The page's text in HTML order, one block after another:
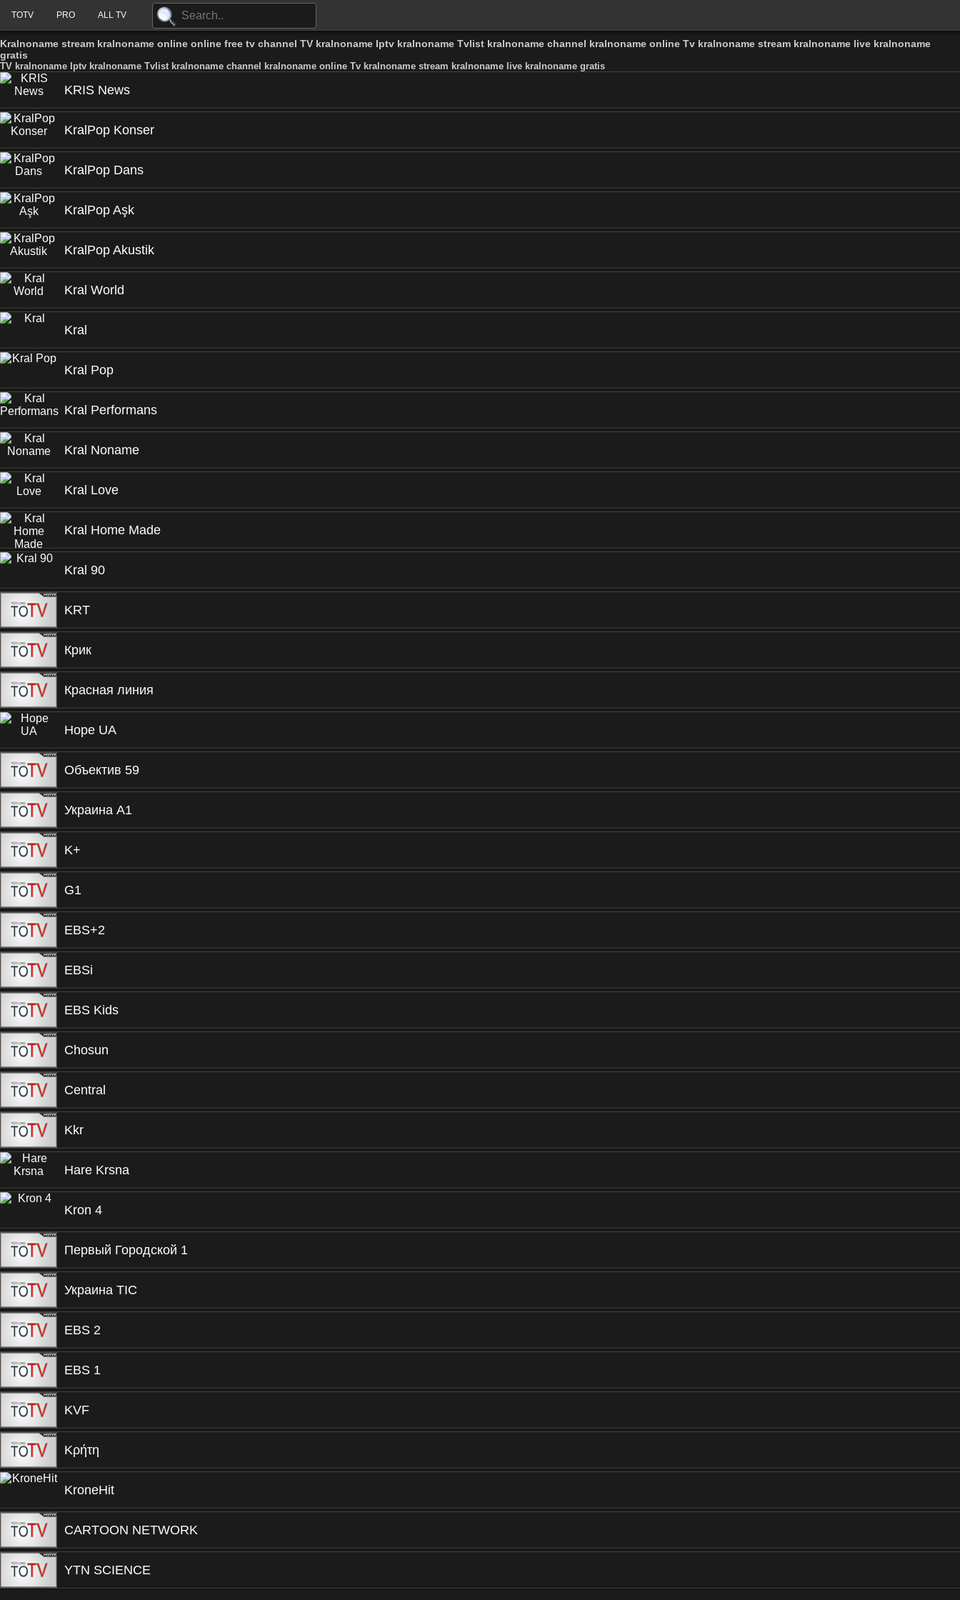
TOTV PRO ALL TV
Kralnoname stream kralnoname online online free tv channel TV kralnoname Iptv kralnoname Tvlist kralnoname channel kralnoname online Tv kralnoname stream kralnoname live kralnoname
gratis
TV kralnoname Iptv kralnoname Tvlist kralnoname channel kralnoname online Tv kralnoname stream kralnoname live kralnoname gratis
KRIS News
KralPop Konser
KralPop Dans
KralPop Aşk
KralPop Akustik
Kral World
Kral
Kral Pop
Kral Performans
Kral Noname
Kral Love
Kral Home Made
Kral 90
KRT
Крик
Красная линия
Hope UA
Объектив 59
Украина А1
K+
G1
EBS+2
EBSi
EBS Kids
Chosun
Central
Kkr
Hare Krsna
Kron 4
Первый Городской 1
Украина ТIС
EBS 2
EBS 1
KVF
Κρήτη
KroneHit
CARTOON NETWORK
YTN SCIENCE